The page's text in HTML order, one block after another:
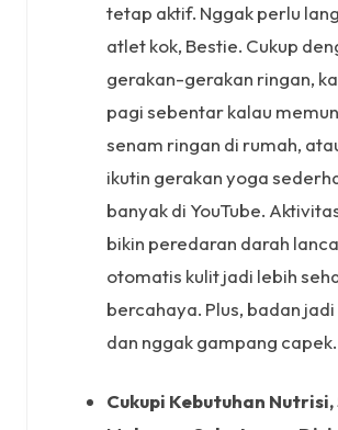
tetap aktif. Nggak perlu
atlet kok, Bestie. Cukup
gerakan-gerakan ringan,
pagi sebentar kalau
senam ringan di rumah,
ikutin gerakan yoga
banyak di YouTube.
bikin peredaran darah
otomatis kulit jadi lebih
bercahaya. Plus, badan
dan nggak gampang capek.
Cukupi Kebutuhan